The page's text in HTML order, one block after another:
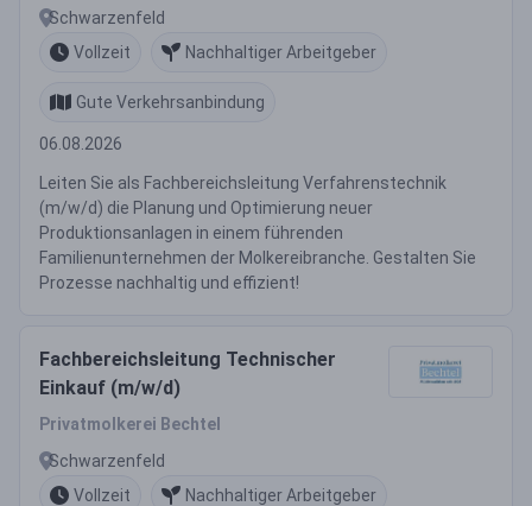
Schwarzenfeld
Vollzeit
Nachhaltiger Arbeitgeber
Gute Verkehrsanbindung
06.08.2026
Leiten Sie als Fachbereichsleitung Verfahrenstechnik
(m/w/d) die Planung und Optimierung neuer
Produktionsanlagen in einem führenden
Familienunternehmen der Molkereibranche. Gestalten Sie
Prozesse nachhaltig und effizient!
Fachbereichsleitung Technischer
Einkauf (m/w/d)
Privatmolkerei Bechtel
Schwarzenfeld
Vollzeit
Nachhaltiger Arbeitgeber